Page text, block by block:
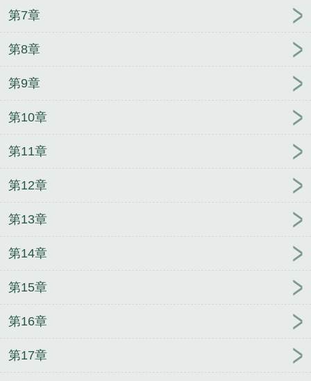
第7章
第8章
第9章
第10章
第11章
第12章
第13章
第14章
第15章
第16章
第17章